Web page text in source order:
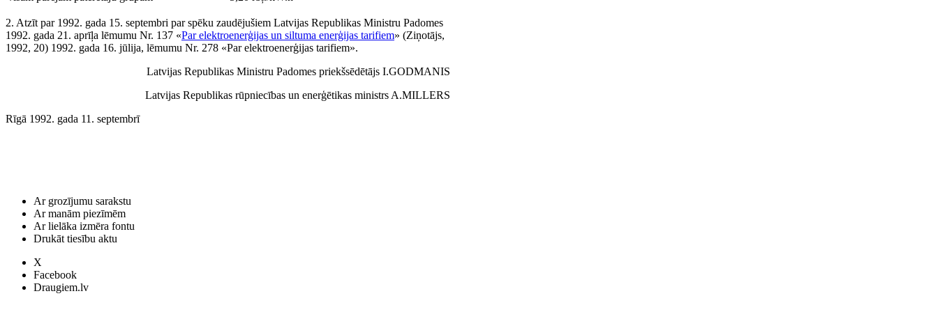
2. Atzīt par 1992. gada 15. septembri par spēku zaudējušiem Latvijas Republikas Ministru Padomes
1992. gada 21. aprīļa lēmumu Nr. 137 «Par elektroenerģijas un siltuma enerģijas tarifiem» (Ziņotājs,
1992, 20) 1992. gada 16. jūlija, lēmumu Nr. 278 «Par elektroenerģijas tarifiem».
Latvijas Republikas Ministru Padomes priekšsēdētājs I.GODMANIS
Latvijas Republikas rūpniecības un enerģētikas ministrs A.MILLERS
Rīgā 1992. gada 11. septembrī
Ar grozījumu sarakstu
Ar manām piezīmēm
Ar lielāka izmēra fontu
Drukāt tiesību aktu
X
Facebook
Draugiem.lv